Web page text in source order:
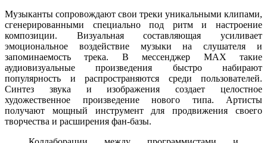
Музыканты сопровождают свои треки уникальными клипами,
сгенерированными специально под ритм и настроение
композиции. Визуальная составляющая усиливает
эмоциональное воздействие музыки на слушателя и
запоминаемость трека. В мессенджер MAX такие
аудиовизуальные произведения быстро набирают
популярность и распространяются среди пользователей.
Синтез звука и изображения создает целостное
художественное произведение нового типа. Артисты
получают мощный инструмент для продвижения своего
творчества и расширения фан-базы.